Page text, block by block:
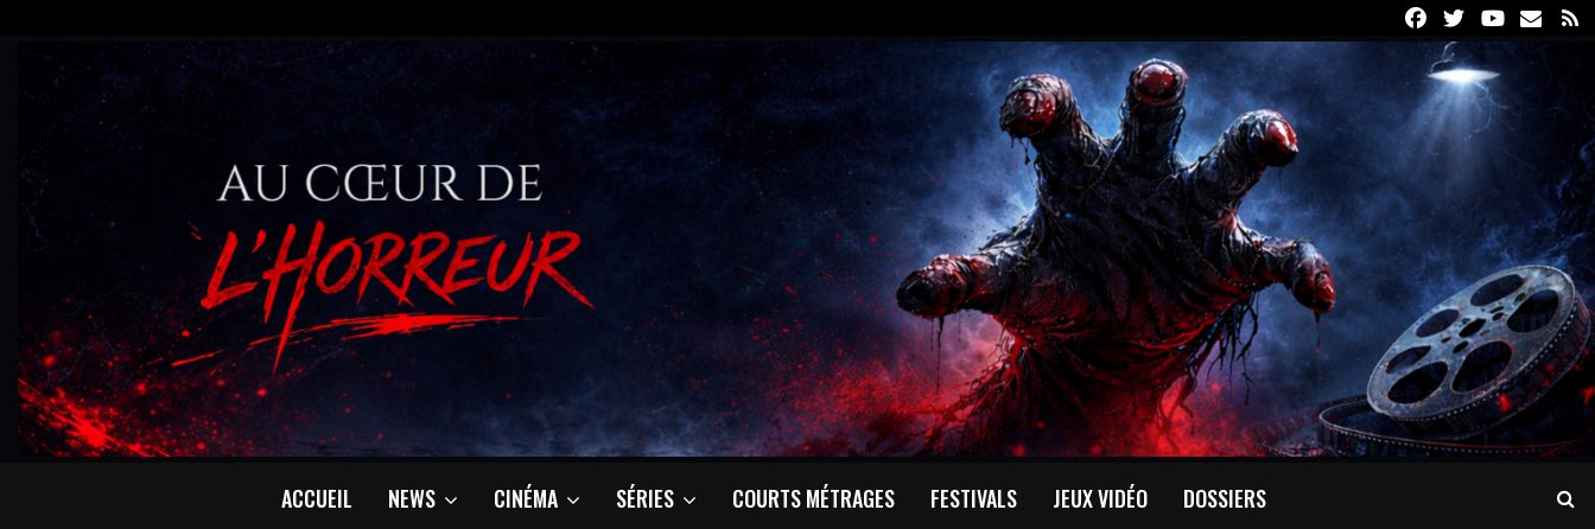
FacebookTwitterYoutube
Email
ACCUEIL NEWS CINÉMA SÉRIES COURTS MÉTRAGES FESTIVALS JEUX VIDÉO DOSSIERS